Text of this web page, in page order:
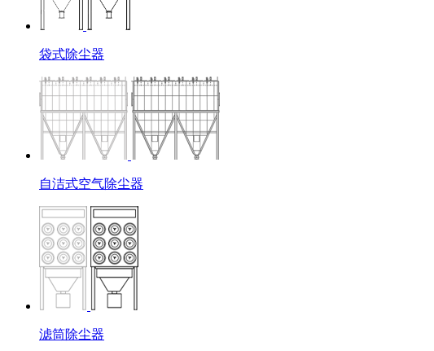
袋式除尘器
自洁式空气除尘器
滤筒除尘器